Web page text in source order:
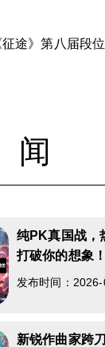
途》第八届段
纯PK真国战，
打破你的想象！
发布时间：
新锐作曲家跨